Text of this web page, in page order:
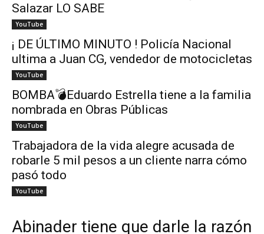
Salazar LO SABE
YouTube
¡ DE ÚLTIMO MINUTO ! Policía Nacional
ultima a Juan CG, vendedor de motocicletas
YouTube
BOMBA💣Eduardo Estrella tiene a la familia
nombrada en Obras Públicas
YouTube
Trabajadora de la vida alegre acusada de
robarle 5 mil pesos a un cliente narra cómo
pasó todo
YouTube
Abinader tiene que darle la razón